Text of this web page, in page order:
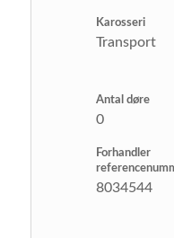
Karosseri
Transport
Antal døre
0
Forhandler
8034544